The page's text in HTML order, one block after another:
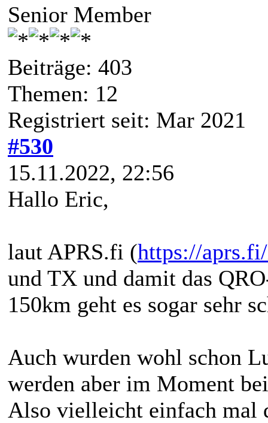
Senior Member
Beiträge: 403
Themen: 12
Registriert seit: Mar 2021
#530
15.11.2022, 22:56
Hallo Eric,
laut APRS.fi (https://
und TX und damit das
150km geht es sogar sehr
Auch wurden wohl schon
werden aber im Moment
Also vielleicht einfach mal